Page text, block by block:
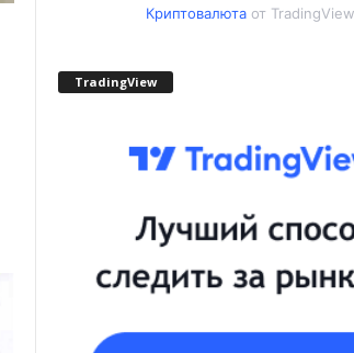
Криптовалютаот TradingView
TradingView